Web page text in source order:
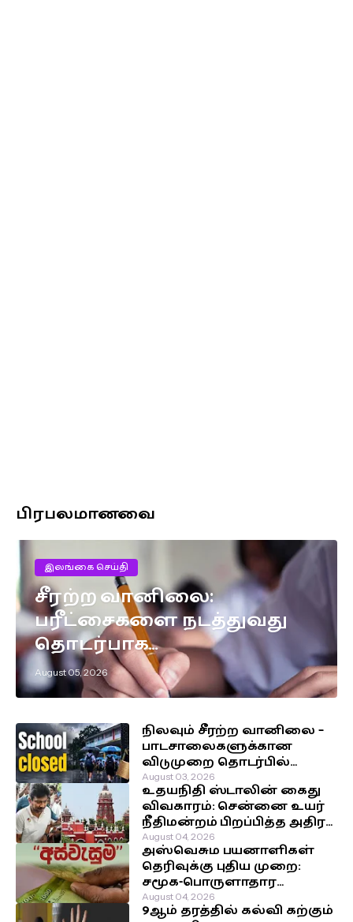
பிரபலமானவை
இலங்கை செய்தி
சீரற்ற வானிலை:
பரீட்சைகளை நடத்துவது
தொடர்பாக
எடுக்கப்பட்டுள்ள முக்கிய
தீர்மானம்!
August 05, 2026
நிலவும் சீரற்ற வானிலை –
பாடசாலைகளுக்கான
விடுமுறை தொடர்பில்
வௌியான தகவல்!
August 03, 2026
உதயநிதி ஸ்டாலின் கைது
விவகாரம்: சென்னை உயர்
நீதிமன்றம் பிறப்பித்த அதிரடி
உத்தரவு!
August 04, 2026
அஸ்வெசும பயனாளிகள்
தெரிவுக்கு புதிய முறை:
சமூக-பொருளாதார
நிலைக்கு முன்னுரிமை!
August 04, 2026
9ஆம் தரத்தில் கல்வி கற்கும்